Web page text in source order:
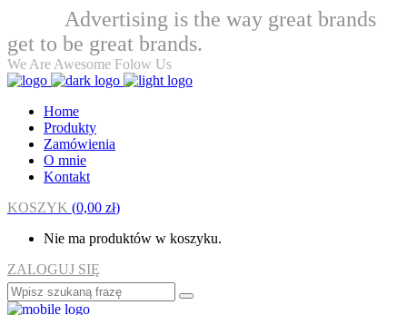
Advertising is the way great brands
get to be great brands.
We Are Awesome Folow Us
Home
Produkty
Zamówienia
O mnie
Kontakt
KOSZYK (0,00 zł)
Nie ma produktów w koszyku.
ZALOGUJ SIĘ